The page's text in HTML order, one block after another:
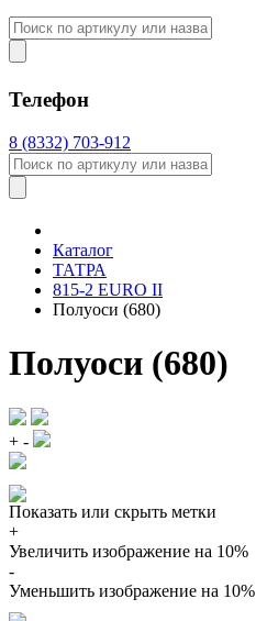
Телефон
8 (8332) 703-912
Каталог
ТАТРА
815-2 EURO II
Полуоси (680)
Полуоси (680)
+ -
Показать или скрыть метки
+
Увеличить изображение на 10%
-
Уменьшить изображение на 10%